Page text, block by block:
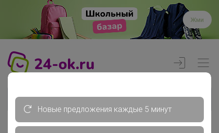
Жми
Новые предложения каждые 5 минут